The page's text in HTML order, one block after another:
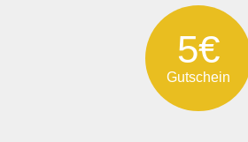
5€
Gutschein